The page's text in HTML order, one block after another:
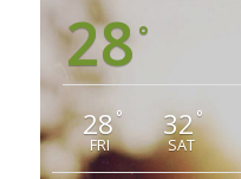
28 °
28°
FRI
32°
SAT